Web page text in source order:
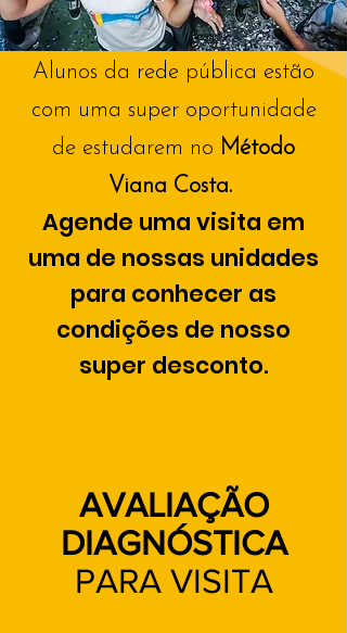
Alunos da rede pública estão
com uma super oportunidade
de estudarem no Método
Viana Costa.
Agende uma visita em
uma de nossas unidades
para conhecer as
condições de nosso
super desconto.
AVALIAÇÃO
DIAGNÓSTICA
PARA VISITA